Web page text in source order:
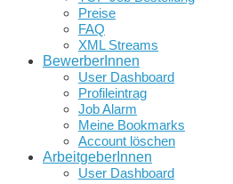
Preise
FAQ
XML Streams
BewerberInnen
User Dashboard
Profileintrag
Job Alarm
Meine Bookmarks
Account löschen
ArbeitgeberInnen
User Dashboard